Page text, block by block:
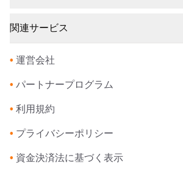
関連サービス
• 運営会社
• パートナープログラム
• 利用規約
• プライバシーポリシー
• 資金決済法に基づく表示